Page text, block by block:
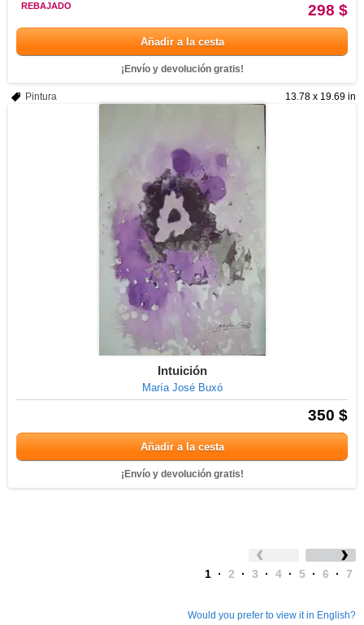
298 $
REBAJADO
Añadir a la cesta
¡Envío y devolución gratis!
13.78 x 19.69 in
Pintura
Intuición
María José Buxó
350 $
Añadir a la cesta
¡Envío y devolución gratis!
1 · 2 · 3 · 4 · 5 · 6 · 7
Would you prefer to view it in English?